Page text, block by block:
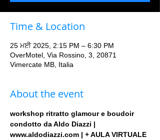
Time & Location
25 ਮਈ 2025, 2:15 PM – 6:30 PM
OverMotel, Via Rossino, 3, 20871
Vimercate MB, Italia
About the event
workshop ritratto glamour e boudoir
condotto da Aldo Diazzi |
www.aldodiazzi.com | + AULA VIRTUALE